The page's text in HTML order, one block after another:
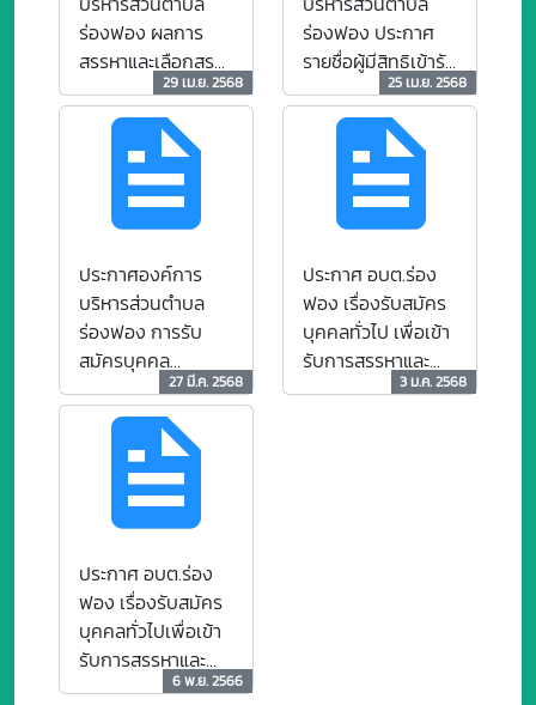
ตำแหน่งคนงาน
ประจำรถขยะ จำนวน
1 อัตรา
ที่ว่าง
ร่องฟอง ผลการ
สรรหาและเลือกสรร
เพื่อสั่งจ้างและแต่ง
ตั้งเป็นพนักงานจ้าง
และการขึ้นบัญชีผู้
ผ่านการสรรหาและ
เลือกสรรฯ
29 เม.ย. 2568
ร่องฟอง ประกาศ
รายชื่อผู้มีสิทธิเข้ารับ
การสรรหาและ
เลือกสรรเพื่อสั่งจ้าง
และแต่งตั้งเป็น
พนักงานจ้าง
กำหนดวัน เวลา
สถานที่ และระเบียบ
การสรรหาและเลือก
สรรฯ ตำแหน่ง
พนักงานขับรถยนต์
(รถบรรทุกน้ำ
อเนกประสงค์)
25 เม.ย. 2568
ประกาศองค์การ
บริหารส่วนตำบล
ร่องฟอง การรับ
สมัครบุคคล
ภายนอกเพื่อการ
สรรหาและเลือกสรร
เป็นพนักงานจ้าง
ทั่วไป ตำแหน่ง
พนักงานขับรถยนต์
(ขับรถบรรทุกน้ำ
อเนกประสงค์)
27 มี.ค. 2568
ประกาศ อบต.ร่อง
ฟอง เรื่องรับสมัคร
บุคคลทั่วไป เพื่อเข้า
รับการสรรหาและ
เลือกสรรเป็น3 ม.ค. 2568
ประกาศ อบต.ร่อง
ฟอง เรื่องรับสมัคร
บุคคลทั่วไปเพื่อเข้า
รับการสรรหาและ
เลือกสรรเป็น6 พ.ย. 2566